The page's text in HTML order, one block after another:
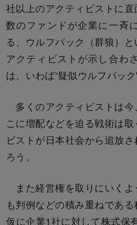
社以上のアクティビストに
数のファンドが企業に一斉
る、ウルフパック（群狼）と
アクティビストが示し合わ
は、いわば“疑似ウルフパック”
多くのアクティビストは
こに増配などを迫る戦術は
ビストが日本社会から追放
ろう。
また経営権を取りにいくよ
も判例などの積み重ねであ
仮に企業1社に対して株式保